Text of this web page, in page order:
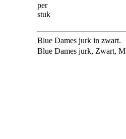
per
stuk
Blue Dames jurk in zwart.
Blue Dames jurk, Zwart, M